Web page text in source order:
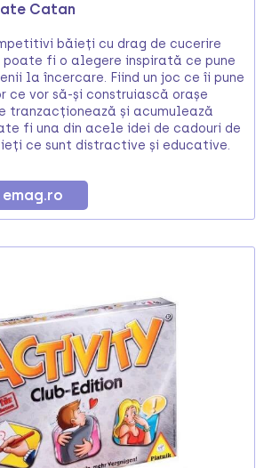
Catan
băieți cu drag de cucerire
fi o alegere inspirată ce pune
la încercare. Fiind un joc ce îi pune
vor să-și construiască orașe
tranzacționează și acumulează
fi una din acele idei de cadouri de
ce sunt distractive și educative.